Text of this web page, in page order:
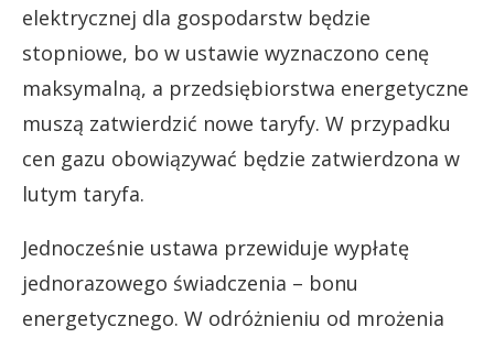
elektrycznej dla gospodarstw będzie
stopniowe, bo w ustawie wyznaczono cenę
maksymalną, a przedsiębiorstwa energetyczne
muszą zatwierdzić nowe taryfy. W przypadku
cen gazu obowiązywać będzie zatwierdzona w
lutym taryfa.
Jednocześnie ustawa przewiduje wypłatę
jednorazowego świadczenia – bonu
energetycznego. W odróżnieniu od mrożenia